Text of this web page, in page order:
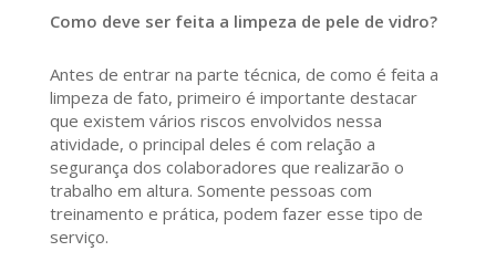
Como deve ser feita a limpeza de pele de vidro?
Antes de entrar na parte técnica, de como é feita a
limpeza de fato, primeiro é importante destacar
que existem vários riscos envolvidos nessa
atividade, o principal deles é com relação a
segurança dos colaboradores que realizarão o
trabalho em altura. Somente pessoas com
treinamento e prática, podem fazer esse tipo de
serviço.